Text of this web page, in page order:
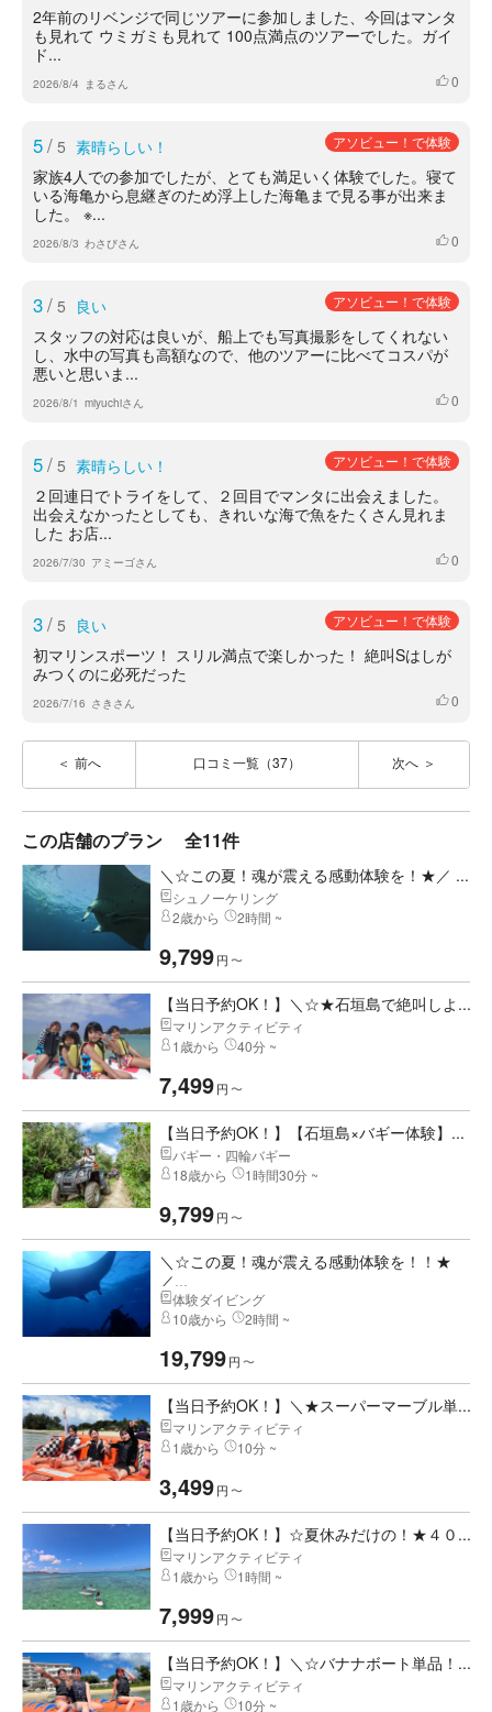
2年前のリベンジで同じツアーに参加しました、今回はマンタ
も見れて ウミガミも見れて 100点満点のツアーでした。ガイ
ド...
2026/8/4 まるさん いいね
0
5/ 5 素晴らしい！ アソビュー！で体験
家族4人での参加でしたが、とても満足いく体験でした。寝て
いる海亀から息継ぎのため浮上した海亀まで見る事が出来ま
した。 ※...
2026/8/3 わさびさん いいね
0
3/ 5 良い アソビュー！で体験
スタッフの対応は良いが、船上でも写真撮影をしてくれない
し、水中の写真も高額なので、他のツアーに比べてコスパが
悪いと思いま...
2026/8/1 miyuchiさん いいね
0
5/ 5 素晴らしい！ アソビュー！で体験
２回連日でトライをして、２回目でマンタに出会えました。
出会えなかったとしても、きれいな海で魚をたくさん見れま
した お店...
2026/7/30 アミーゴさん いいね
0
3/ 5 良い アソビュー！で体験
初マリンスポーツ！ スリル満点で楽しかった！ 絶叫Sはしが
みつくのに必死だった
2026/7/16 さきさん いいね
0
前へ 口コミ一覧（37） 次へ
この店舗のプラン 全11件
＼☆この夏！魂が震える感動体験を！★／ ...
シュノーケリング
2歳から
2時間 ~
9,799円 〜
【当日予約OK！】＼☆★石垣島で絶叫しよ...
マリンアクティビティ
1歳から
40分 ~
7,499円 〜
【当日予約OK！】【石垣島×バギー体験】...
バギー・四輪バギー
18歳から
1時間30分 ~
9,799円 〜
＼☆この夏！魂が震える感動体験を！！★
／...
体験ダイビング
10歳から
2時間 ~
19,799円 〜
【当日予約OK！】＼★スーパーマーブル単...
マリンアクティビティ
1歳から
10分 ~
3,499円 〜
【当日予約OK！】☆夏休みだけの！★４０...
マリンアクティビティ
1歳から
1時間 ~
7,999円 〜
【当日予約OK！】＼☆バナナボート単品！...
マリンアクティビティ
1歳から
10分 ~